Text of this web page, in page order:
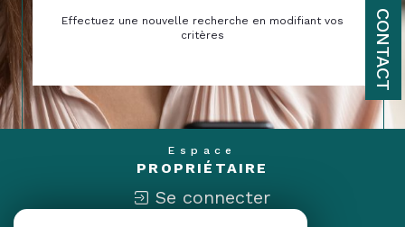
CONTACT
Effectuez une nouvelle recherche en modifiant vos
critères
Espace
PROPRIÉTAIRE
Se connecter